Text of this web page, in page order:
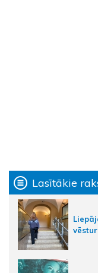
Lasītākie